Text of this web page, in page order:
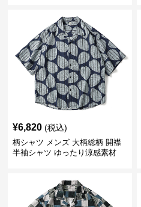
¥6,820 (税込)
柄シャツ メンズ 大柄総柄 開襟
半袖シャツ ゆったり涼感素材